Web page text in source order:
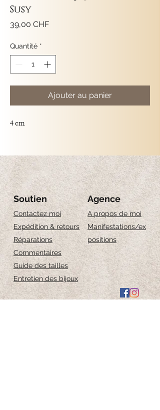
Susy
39,00 CHFPrix
Quantité *
Ajouter au panier
4 cm
Soutien
Contactez moi
Expédition & retours
Réparations
Commentaires
Guide des tailles
Entretien des bijoux
Agence
A propos de moi
Manifestations/ex
positions